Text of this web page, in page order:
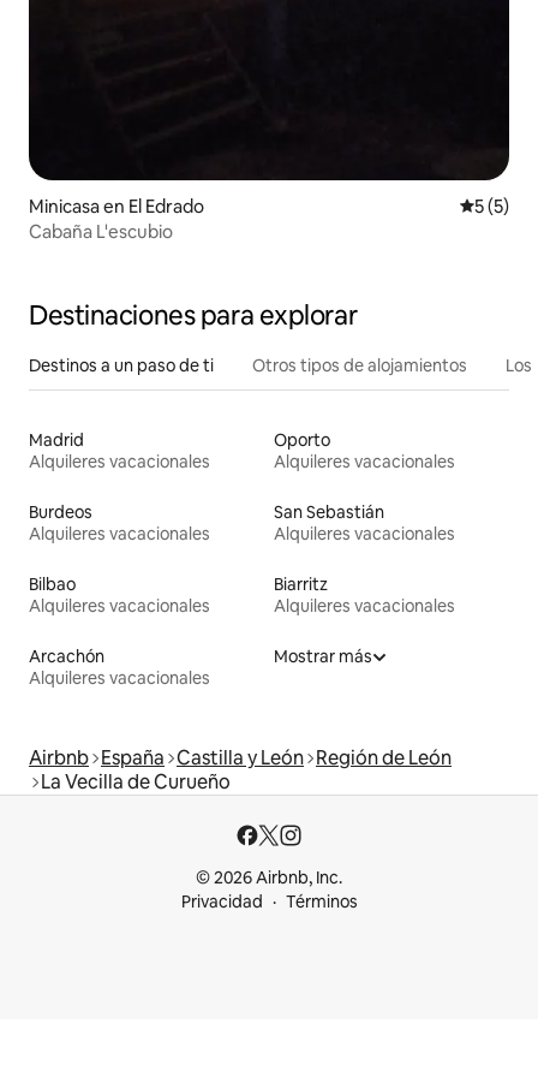
Minicasa en El Edrado
5 (5)
Cabaña L'escubio
Destinaciones para explorar
Destinos a un paso de ti Otros tipos de alojamientos
Madrid
Alquileres vacacionales
Oporto
Alquileres vacacionales
Burdeos
Alquileres vacacionales
San Sebastián
Alquileres vacacionales
Bilbao
Alquileres vacacionales
Biarritz
Alquileres vacacionales
Arcachón
Alquileres vacacionales
Mostrar más
Airbnb España Castilla y León Región de León
La Vecilla de Curueño
© 2026 Airbnb, Inc.
Privacidad
Términos